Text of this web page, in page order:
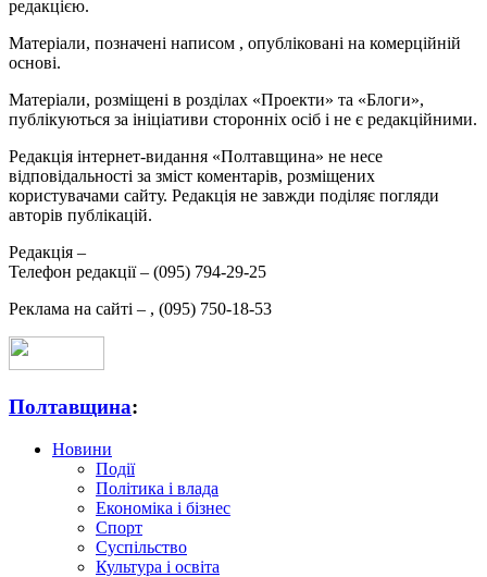
редакцією.
Матеріали, позначені написом , опубліковані на комерційній
основі.
Матеріали, розміщені в розділах «Проекти» та «Блоги»,
публікуються за ініціативи сторонніх осіб і не є редакційними.
Редакція інтернет-видання «Полтавщина» не несе
відповідальності за зміст коментарів, розміщених
користувачами сайту. Редакція не завжди поділяє погляди
авторів публікацій.
Редакція –
Телефон редакції – (095) 794-29-25
Реклама на сайті – , (095) 750-18-53
Полтавщина:
Новини
Події
Політика і влада
Економіка і бізнес
Спорт
Суспільство
Культура і освіта